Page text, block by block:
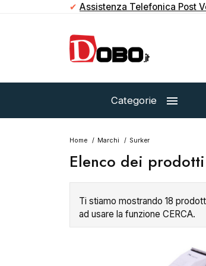
✔ Assistenza Telefonica Post
Categorie 
Home Marchi Surker
Elenco dei
Ti stiamo mostrando 18
ad usare la funzione CERCA.